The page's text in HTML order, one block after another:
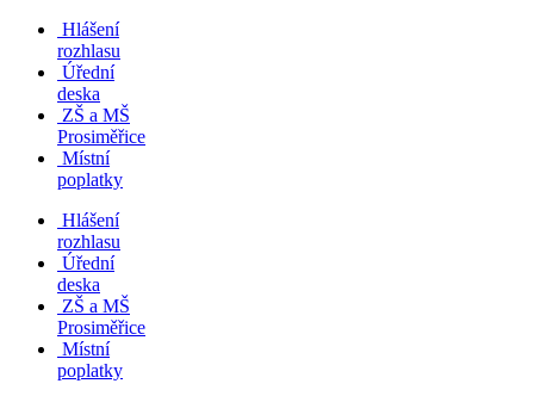
Hlášení
rozhlasu
Úřední
deska
ZŠ a MŠ
Prosiměřice
Místní
poplatky
Hlášení
rozhlasu
Úřední
deska
ZŠ a MŠ
Prosiměřice
Místní
poplatky